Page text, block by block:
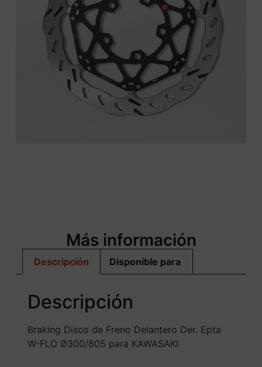
Más información
Descripción Disponible para
Descripción
Braking Disco de Freno Delantero Der. Epta
W-FLO Ø300/805 para KAWASAKI